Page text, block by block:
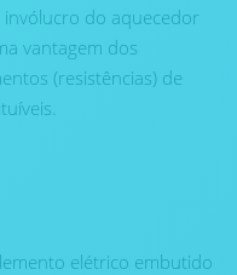
invólucro do aquecedor
vantagem dos
(resistências) de
elétrico embutido